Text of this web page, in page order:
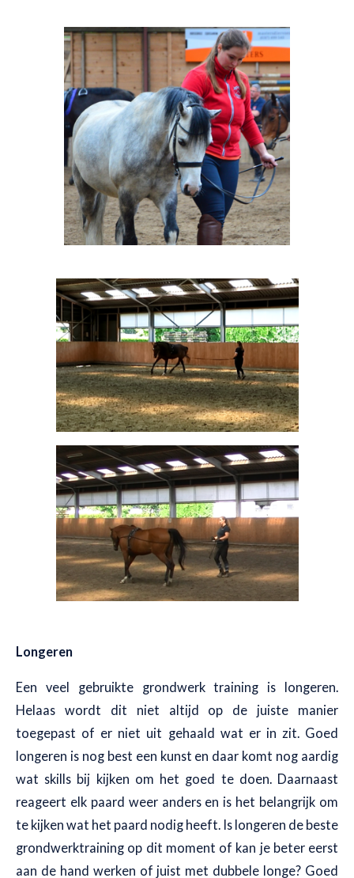
Longeren
Een veel gebruikte grondwerk training is longeren.
Helaas wordt dit niet altijd op de juiste manier
toegepast of er niet uit gehaald wat er in zit. Goed
longeren is nog best een kunst en daar komt nog aardig
wat skills bij kijken om het goed te doen. Daarnaast
reageert elk paard weer anders en is het belangrijk om
te kijken wat het paard nodig heeft. Is longeren de beste
grondwerktraining op dit moment of kan je beter eerst
aan de hand werken of juist met dubbele longe? Goed